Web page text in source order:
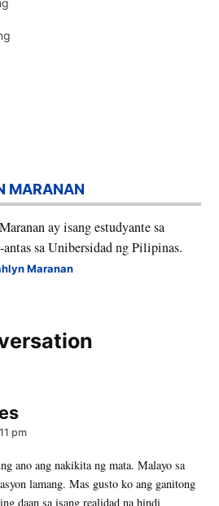
MARANAN
ay isang estudyante sa
antas sa Unibersidad ng Pilipinas.
Maranan
says:
pm
ano ang nakikita ng mata. Malayo sa
lamang. Mas gusto ko ang ganitong
daan sa isang realidad na hindi